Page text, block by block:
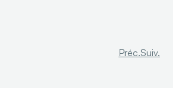
Préc.Suiv.